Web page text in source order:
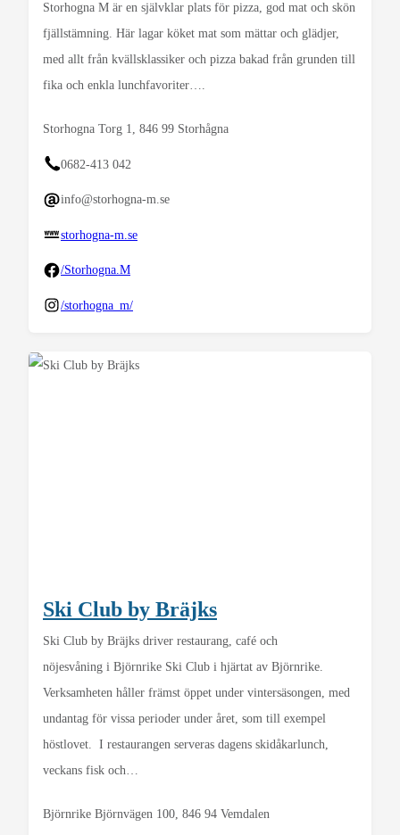
Storhogna M är en självklar plats för pizza, god mat och skön
fjällstämning. Här lagar köket mat som mättar och glädjer,
med allt från kvällsklassiker och pizza bakad från grunden till
fika och enkla lunchfavoriter….
Storhogna Torg 1, 846 99 Storhågna
0682-413 042
info@storhogna-m.se
storhogna-m.se
/Storhogna.M
/storhogna_m/
Ski Club by Bräjks
Ski Club by Bräjks driver restaurang, café och
nöjesvåning i Björnrike Ski Club i hjärtat av Björnrike.
Verksamheten håller främst öppet under vintersäsongen, med
undantag för vissa perioder under året, som till exempel
höstlovet. I restaurangen serveras dagens skidåkarlunch,
veckans fisk och…
Björnrike Björnvägen 100, 846 94 Vemdalen